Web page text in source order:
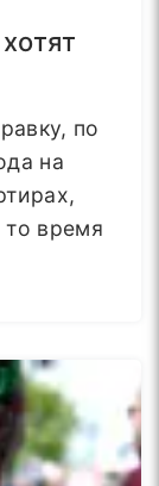
по
на
то время